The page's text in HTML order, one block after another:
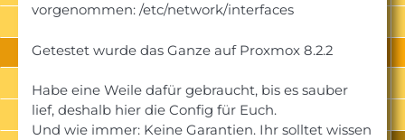
vorgenommen: /etc/network/interfaces
Getestet wurde das Ganze auf Proxmox 8.2.2
Habe eine Weile dafür gebraucht, bis es sauber
lief, deshalb hier die Config für Euch.
Und wie immer: Keine Garantien. Ihr solltet wissen